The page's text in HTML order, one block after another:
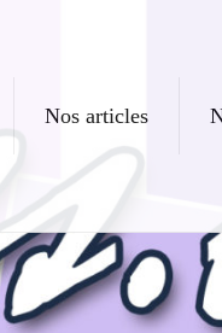
Nos articles